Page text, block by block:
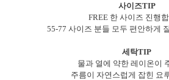
사이즈TIP
FREE 한 사이즈 진행
55-77 사이즈 분들 모두 편안하게
세탁TIP
물과 열에 약한 레이온이
주름이 자연스럽게 잡힌 요